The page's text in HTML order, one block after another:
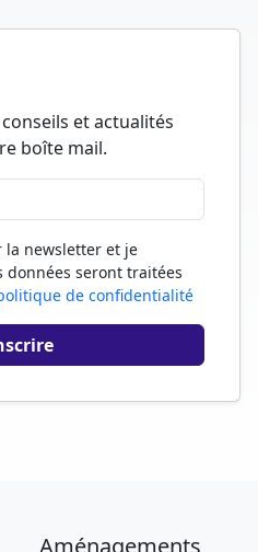
et actualités
boîte mail.
la newsletter et je
données seront traitées
de confidentialité
Aménagements